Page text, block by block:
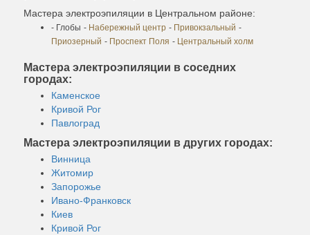
Мастера электроэпиляции в Центральном районе:
- Глобы - Набережный центр - Привокзальный -
Приозерный - Проспект Поля - Центральный холм
Мастера электроэпиляции в соседних
городах:
Каменское
Кривой Рог
Павлоград
Мастера электроэпиляции в других городах:
Винница
Житомир
Запорожье
Ивано-Франковск
Киев
Кривой Рог